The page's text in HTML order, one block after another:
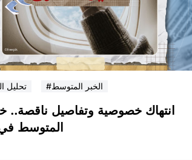
#تحليل #الخبر المتوسط
انتهاك خصوصية وتفاصيل ناقصة..
المتوسط